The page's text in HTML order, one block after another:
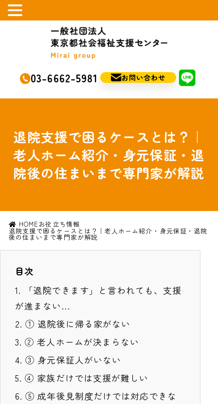
03-6662-5981 お問い合わせ
退院支援で困るケースとは？｜
老人ホーム紹介・身元保証・退
院後の住まいまで専門家が解説
HOME お役立ち情報
退院支援で困るケースとは？｜老人ホーム紹介・身元保証・退院
後の住まいまで専門家が解説
目次
1.
「退院できます」と言われても、支援
が進まない…
2.① 退院後に帰る家がない
3.② 老人ホームが決まらない
4.③ 身元保証人がいない
5.④ 家族だけでは支援が難しい
6.⑤ 成年後見制度だけでは対応できな